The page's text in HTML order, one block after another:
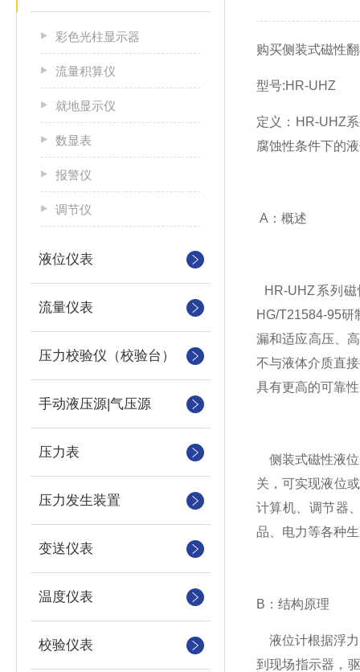
彩色光柱显示器
流量积算仪
就地显示仪
数显表
报警仪
调节仪
液位仪表
流量仪表
压力校验仪（校验台）
手动液压源|气压源
压力表
压力发生装置
变送仪表
温度仪表
校验仪表
购买侧装式磁性
型号:HR-UHZ
定义：HR-UHZ
腐蚀性条件下的
A：概述
HR-UHZ系列
HG/T21584-95
漏和适应高压、
不与液体介质直
具有更高的可靠
侧装式磁性液位
关，可实现液位
计算机、调节器
品、电力等各种
B：结构原理
液位计根据浮力
到现场指示器，